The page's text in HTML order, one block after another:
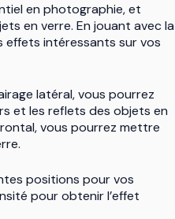
en photographie, et
en verre. En jouant avec la
effets intéressants sur vos
latéral, vous pourrez
et les reflets des objets en
vous pourrez mettre
positions pour vos
pour obtenir l’effet